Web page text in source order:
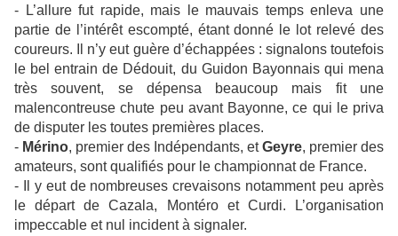
- L’allure fut rapide, mais le mauvais temps enleva une
partie de l’intérêt escompté, étant donné le lot relevé des
coureurs. Il n’y eut guère d’échappées : signalons toutefois
le bel entrain de Dédouit, du Guidon Bayonnais qui mena
très souvent, se dépensa beaucoup mais fit une
malencontreuse chute peu avant Bayonne, ce qui le priva
de disputer les toutes premières places.
- Mérino, premier des Indépendants, etGeyre, premier des
amateurs, sont qualifiés pour le championnat de France.
- Il y eut de nombreuses crevaisons notamment peu après
le départ de Cazala, Montéro et Curdi. L’organisation
impeccable et nul incident à signaler.